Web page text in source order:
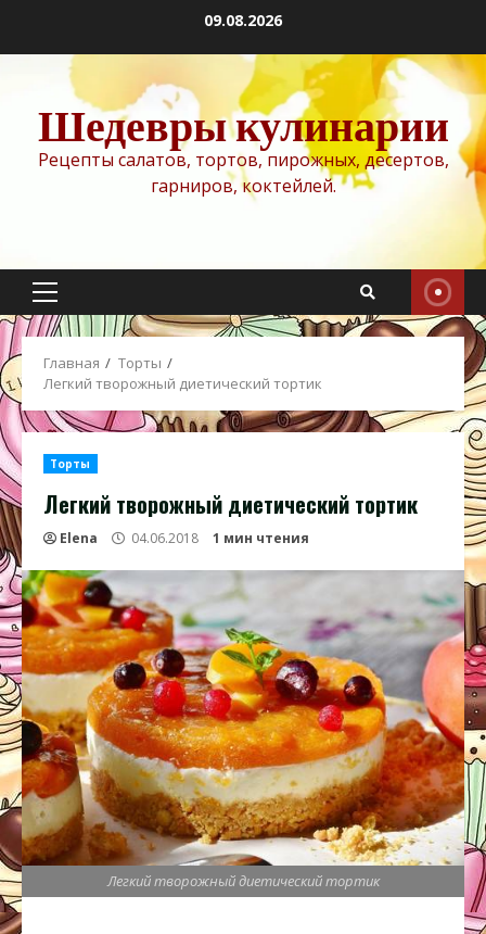
содержимому
09.08.2026
Шедевры кулинарии
Рецепты салатов, тортов, пирожных, десертов,
гарниров, коктейлей.
Основное
меню
Главная
Торты
Легкий творожный диетический тортик
Торты
Легкий творожный диетический тортик
Elena 04.06.2018 1 мин чтения
Легкий творожный диетический тортик